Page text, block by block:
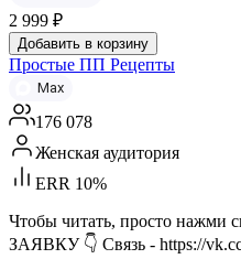
2 999 ₽
Добавить в корзину
Простые ПП Рецепты
Max
176 078
Женская аудитория
ERR 10%
Чтобы читать, просто
ЗАЯВКУ 👇 Связь - https://